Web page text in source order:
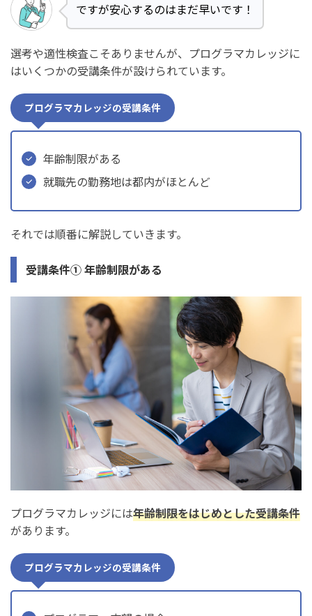
ですが安心するのはまだ早いです！
選考や適性検査こそありませんが、プログラマカレッジに
はいくつかの受講条件が設けられています。
プログラマカレッジの受講条件
年齢制限がある
就職先の勤務地は都内がほとんど
それでは順番に解説していきます。
受講条件① 年齢制限がある
プログラマカレッジには年齢制限をはじめとした受講条件
があります。
プログラマカレッジの受講条件